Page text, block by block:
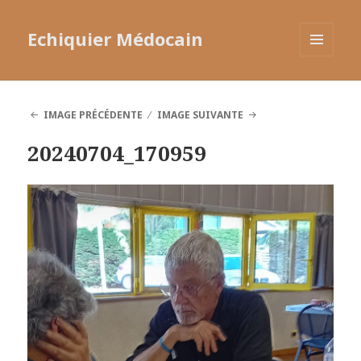
Echiquier Médocain
IMAGE PRÉCÉDENTE
IMAGE SUIVANTE
20240704_170959